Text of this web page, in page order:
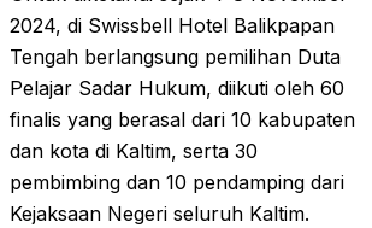
2024, di Swissbell Hotel Balikpapan
Tengah berlangsung pemilihan Duta
Pelajar Sadar Hukum, diikuti oleh 60
finalis yang berasal dari 10 kabupaten
dan kota di Kaltim, serta 30
pembimbing dan 10 pendamping dari
Kejaksaan Negeri seluruh Kaltim.